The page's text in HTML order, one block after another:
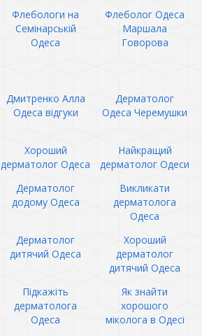
Флебологи на
Семінарській
Одеса
Флеболог Одеса
Маршала
Говорова
Дмитренко Алла
Одеса відгуки
Дерматолог
Одеса Черемушки
Хороший
дерматолог Одеса
Найкращий
дерматолог Одеси
Дерматолог
додому Одеса
Викликати
дерматолога
Одеса
Дерматолог
дитячий Одеса
Хороший
дерматолог
дитячий Одеса
Підкажіть
дерматолога
Одеса
Як знайти
хорошого
міколога в Одесі